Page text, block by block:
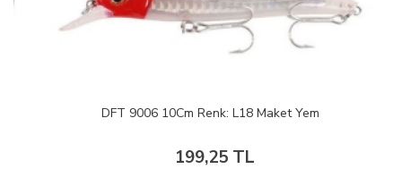
DFT 9006 10Cm Renk: L18 Maket Yem
199,25 TL